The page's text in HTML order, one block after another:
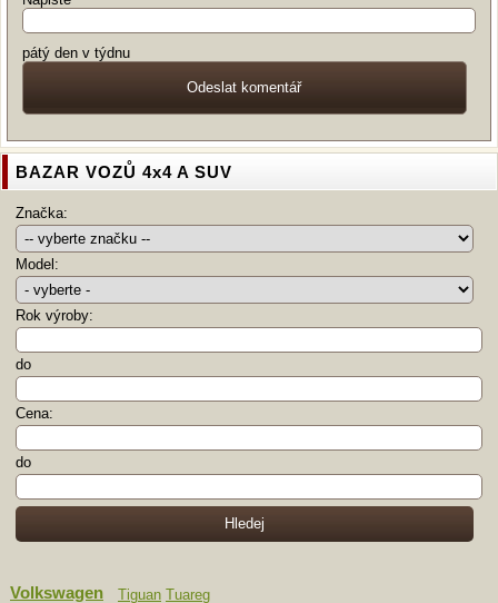
pátý den v týdnu
BAZAR VOZŮ 4x4 A SUV
Značka:
Model:
Rok výroby:
do
Cena:
do
Volkswagen Tiguan Tuareg